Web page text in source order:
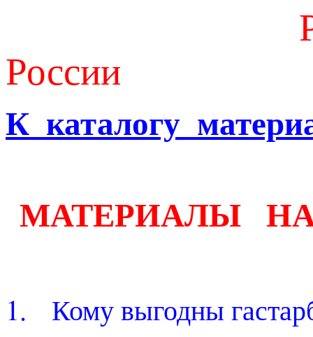
России
К каталогу
МАТЕРИАЛЫ
1.
Кому выгодны